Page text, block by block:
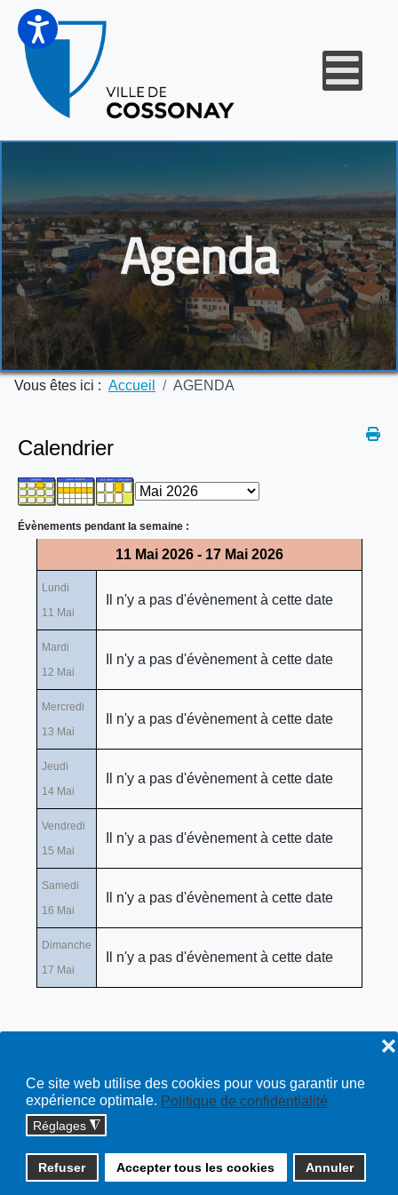
Ce site web utilise des cookies pour vous garantir une
expérience optimale. Politique de confidentialité
Réglages ◮
Refuser Accepter tous les cookies Annuler
❌
Agenda
Vous êtes ici : Accueil AGENDA
Calendrier
Évènements pendant la semaine :
11 Mai 2026 - 17 Mai 2026
Lundi
11 Mai
Il n'y a pas d'évènement à cette date
Mardi
12 Mai
Il n'y a pas d'évènement à cette date
Mercredi
13 Mai
Il n'y a pas d'évènement à cette date
Jeudi
14 Mai
Il n'y a pas d'évènement à cette date
Vendredi
15 Mai
Il n'y a pas d'évènement à cette date
Samedi
16 Mai
Il n'y a pas d'évènement à cette date
Dimanche
17 Mai
Il n'y a pas d'évènement à cette date
Copyright © 2026 cossonay.ch - tous droits réservés | site :
solutions informatiques